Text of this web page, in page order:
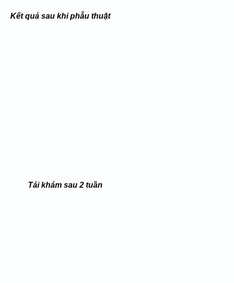
Kết quả sau khi phẫu thuật
Tái khám sau 2 tuần